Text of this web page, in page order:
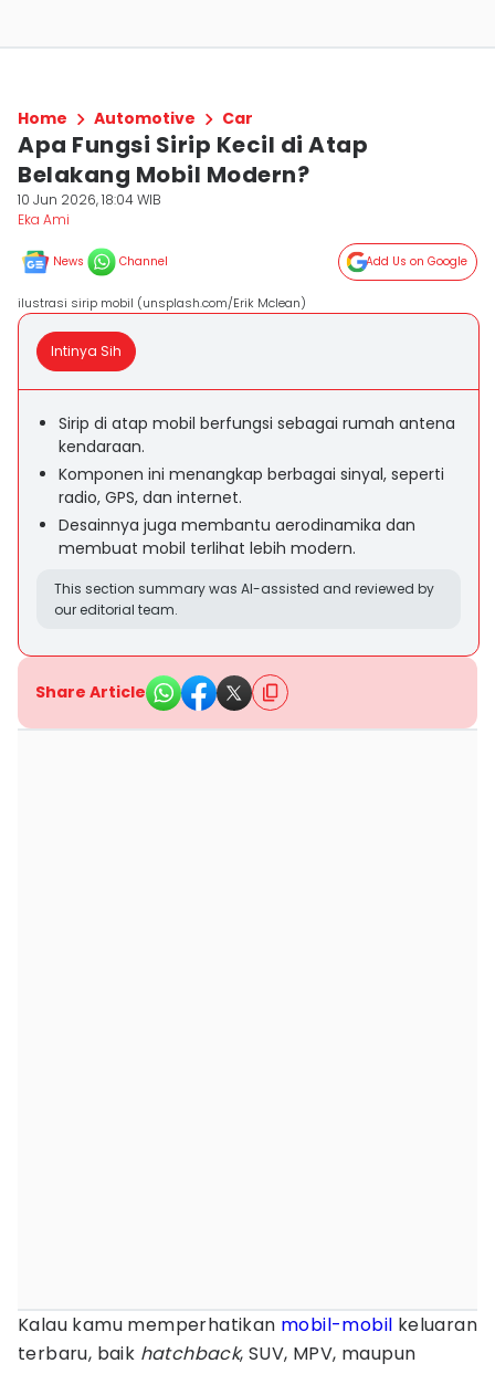
Home Automotive Car
Apa Fungsi Sirip Kecil di Atap
Belakang Mobil Modern?
10 Jun 2026, 18:04 WIB
Eka Ami
News Channel Add Us on Google
ilustrasi sirip mobil (unsplash.com/Erik Mclean)
Intinya Sih
Sirip di atap mobil berfungsi sebagai rumah antena
kendaraan.
Komponen ini menangkap berbagai sinyal, seperti
radio, GPS, dan internet.
Desainnya juga membantu aerodinamika dan
membuat mobil terlihat lebih modern.
This section summary was AI-assisted and reviewed by
our editorial team.
Share Article
Kalau kamu memperhatikan mobil-mobil keluaran
terbaru, baik hatchback, SUV, MPV, maupun